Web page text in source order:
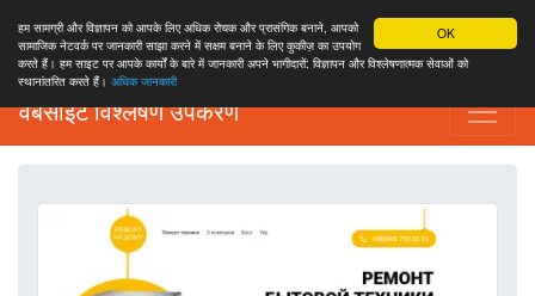
OK
हम सामग्री और विज्ञापन को आपके लिए अधिक रोचक और प्रासंगिक बनाने, आपको
सामाजिक नेटवर्क पर जानकारी साझा करने में सक्षम बनाने के लिए कुकीज़ का उपयोग
करते हैं। हम साइट पर आपके कार्यों के बारे में जानकारी अपने भागीदारों: विज्ञापन और विश्लेषणात्मक सेवाओं को
स्थानांतरित करते हैं। अधिक जानकारी
वेबसाइट विश्लेषण उपकरण